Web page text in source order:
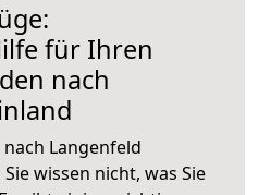
für Ihren
nach
Langenfeld
wissen nicht, was Sie